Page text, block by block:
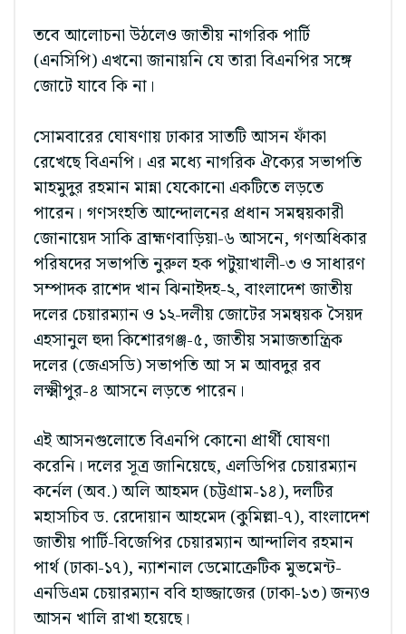
তবে আলোচনা উঠলেও জাতীয় নাগরিক পার্টি
(এনসিপি) এখনো জানায়নি যে তারা বিএনপির সঙ্গে
জোটে যাবে কি না।
সোমবারের ঘোষণায় ঢাকার সাতটি আসন ফাঁকা
রেখেছে বিএনপি। এর মধ্যে নাগরিক ঐক্যের সভাপতি
মাহমুদুর রহমান মান্না যেকোনো একটিতে লড়তে
পারেন। গণসংহতি আন্দোলনের প্রধান সমন্বয়কারী
জোনায়েদ সাকি ব্রাহ্মণবাড়িয়া-৬ আসনে, গণঅধিকার
পরিষদের সভাপতি নুরুল হক পটুয়াখালী-৩ ও সাধারণ
সম্পাদক রাশেদ খান ঝিনাইদহ-২, বাংলাদেশ জাতীয়
দলের চেয়ারম্যান ও ১২-দলীয় জোটের সমন্বয়ক সৈয়দ
এহসানুল হুদা কিশোরগঞ্জ-৫, জাতীয় সমাজতান্ত্রিক
দলের (জেএসডি) সভাপতি আ স ম আবদুর রব
লক্ষ্মীপুর-৪ আসনে লড়তে পারেন।
এই আসনগুলোতে বিএনপি কোনো প্রার্থী ঘোষণা
করেনি। দলের সূত্র জানিয়েছে, এলডিপির চেয়ারম্যান
কর্নেল (অব.) অলি আহমদ (চট্টগ্রাম-১৪), দলটির
মহাসচিব ড. রেদোয়ান আহমেদ (কুমিল্লা-৭), বাংলাদেশ
জাতীয় পার্টি-বিজেপির চেয়ারম্যান আন্দালিব রহমান
পার্থ (ঢাকা-১৭), ন্যাশনাল ডেমোক্রেটিক মুভমেন্ট-
এনডিএম চেয়ারম্যান ববি হাজ্জাজের (ঢাকা-১৩) জন্যও
আসন খালি রাখা হয়েছে।